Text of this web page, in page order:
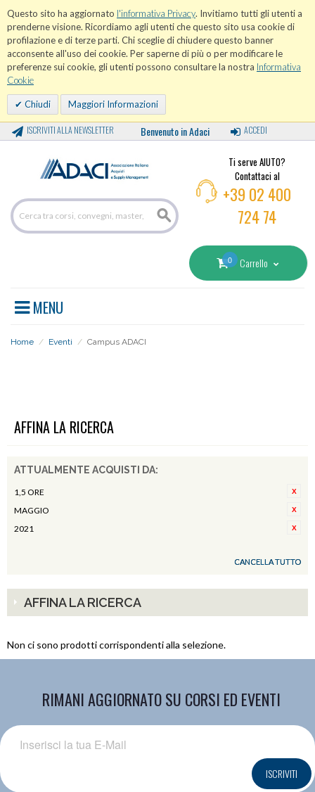
Questo sito ha aggiornato l'informativa Privacy. Invitiamo tutti gli utenti a
prenderne visione. Ricordiamo agli utenti che questo sito usa cookie di
profilazione e di terze parti. Chi sceglie di chiudere questo banner
acconsente all'uso dei cookie. Per saperne di più o per modificare le
preferenze sui cookie, gli utenti possono consultare la nostra Informativa
Cookie
Chiudi Maggiori Informazioni
ISCRIVITI ALLA NEWSLETTER Benvenuto in Adaci ACCEDI
Ti serve AIUTO?
Contattaci al
+39 02 400
724 74
0 Carrello
MENU
Home / Eventi / Campus ADACI
AFFINA LA RICERCA
ATTUALMENTE ACQUISTI DA:
1,5 ORE
MAGGIO
2021
CANCELLA TUTTO
AFFINA LA RICERCA
Non ci sono prodotti corrispondenti alla selezione.
RIMANI AGGIORNATO SU CORSI ED EVENTI
ISCRIVITI